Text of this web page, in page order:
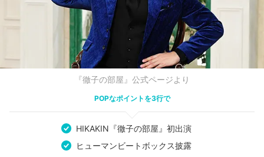
『徹子の部屋』公式ページより
POPなポイントを3行で
HIKAKIN『徹子の部屋』初出演
ヒューマンビートボックス披露